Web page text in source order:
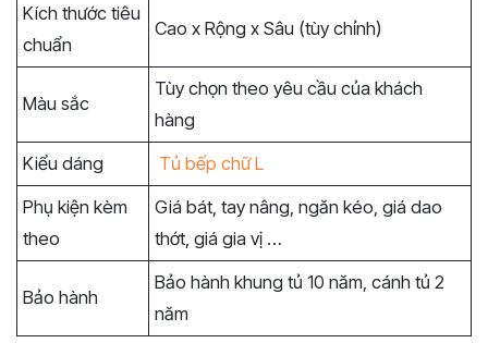
Kích thước tiêu
chuẩn
Cao x Rộng x Sâu (tùy chỉnh)
Màu sắc
Tùy chọn theo yêu cầu của khách
hàng
Kiểu dáng
Tủ bếp chữ L
Phụ kiện kèm
theo
Giá bát, tay nâng, ngăn kéo, giá dao
thớt, giá gia vị …
Bảo hành
Bảo hành khung tủ 10 năm, cánh tủ 2
năm